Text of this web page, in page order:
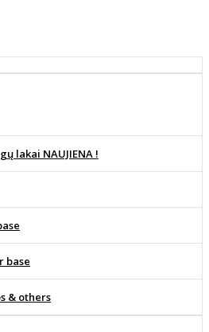
lakai NAUJIENA !
base
& others